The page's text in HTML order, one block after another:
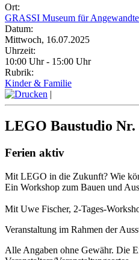
Ort:
GRASSI Museum für
Datum:
Mittwoch, 16.07.2025
Uhrzeit:
10:00 Uhr - 15:00 Uhr
Rubrik:
Kinder & Familie
|
LEGO Baustudio Nr.
Ferien aktiv
Mit LEGO in die Zukunft? Wie
Ein Workshop zum Bauen und
Mit Uwe Fischer, 2-Tages-
Veranstaltung im Rahmen der
Alle Angaben ohne Gewähr. Die